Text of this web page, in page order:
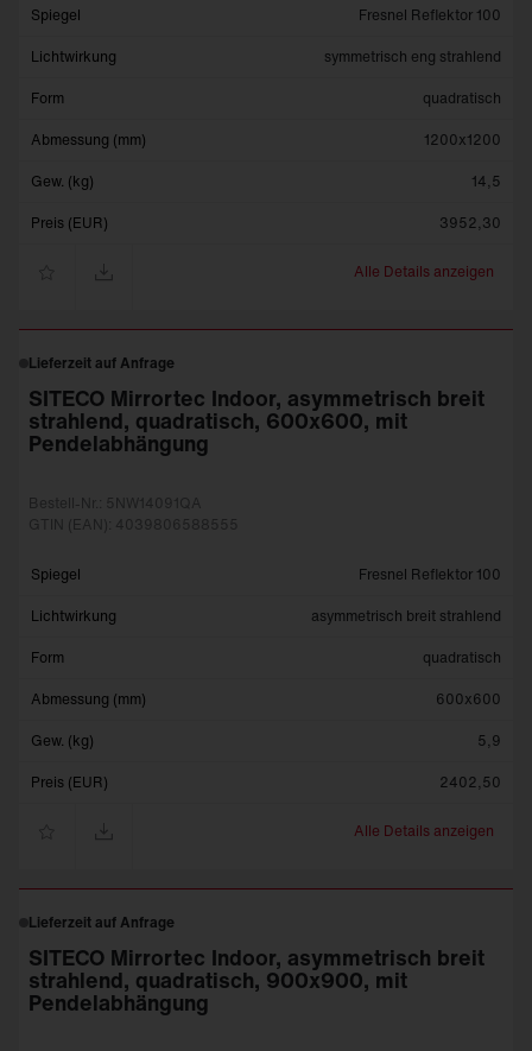
Spiegel Fresnel Reflektor 100
Lichtwirkung symmetrisch eng strahlend
Form quadratisch
Abmessung (mm) 1200x1200
Gew. (kg) 14,5
Preis (EUR) 3952,30
Alle Details anzeigen
Lieferzeit auf Anfrage
SITECO Mirrortec Indoor, asymmetrisch breit
strahlend, quadratisch, 600x600, mit
Pendelabhängung
Bestell-Nr.: 5NW14091QA
GTIN (EAN): 4039806588555
Spiegel Fresnel Reflektor 100
Lichtwirkung asymmetrisch breit strahlend
Form quadratisch
Abmessung (mm) 600x600
Gew. (kg) 5,9
Preis (EUR) 2402,50
Alle Details anzeigen
Lieferzeit auf Anfrage
SITECO Mirrortec Indoor, asymmetrisch breit
strahlend, quadratisch, 900x900, mit
Pendelabhängung